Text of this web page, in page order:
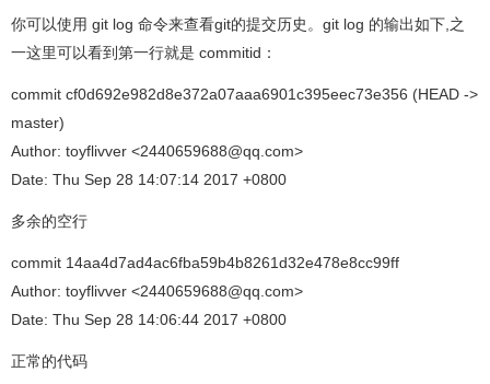
你可以使用 git log 命令来查看git的提交历史。git log 的输出如下,之
一这里可以看到第一行就是 commitid：
commit cf0d692e982d8e372a07aaa6901c395eec73e356 (HEAD ->
master)
Author: toyflivver <2440659688@qq.com>
Date: Thu Sep 28 14:07:14 2017 +0800
多余的空行
commit 14aa4d7ad4ac6fba59b4b8261d32e478e8cc99ff
Author: toyflivver <2440659688@qq.com>
Date: Thu Sep 28 14:06:44 2017 +0800
正常的代码